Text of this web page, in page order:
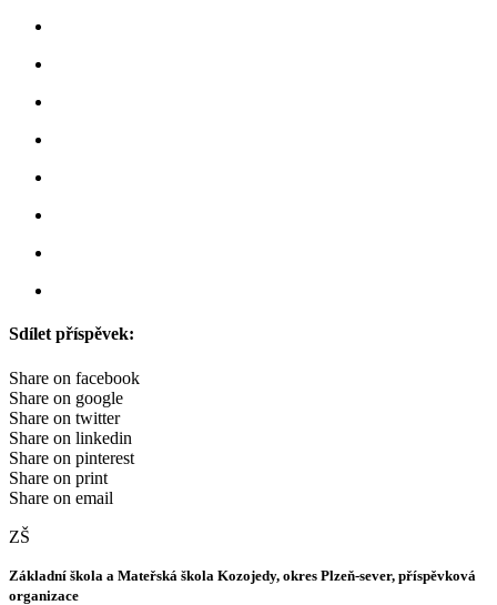
Sdílet příspěvek:
Share on facebook
Share on google
Share on twitter
Share on linkedin
Share on pinterest
Share on print
Share on email
ZŠ
Základní škola a Mateřská škola Kozojedy, okres Plzeň-sever, příspěvková
organizace